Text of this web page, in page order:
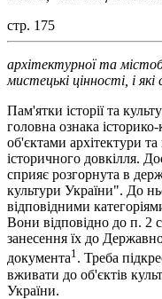
стр. 175
архітектурної та
мистецькі цінності, і
Пам'ятки історії та
головна ознака
об'єктами архітектури
історичного довкілля.
сприяє розгорнута в
культури України". До
відповідними
Вони відповідно до п. 2
занесення їх до
документа1. Треба
вживати до об'єктів
України.